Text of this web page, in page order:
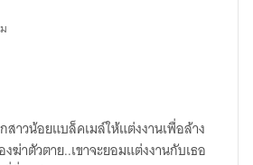
าวน้อยแบล็คเมล์ให้แต่งงานเพื่อล้าง
ฆ่าตัวตาย..เขาจะยอมแต่งงานกับเธอ